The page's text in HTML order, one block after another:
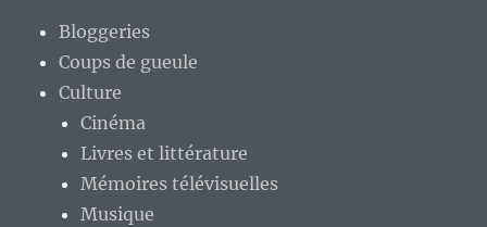
Bloggeries
Coups de gueule
Culture
Cinéma
Livres et littérature
Mémoires télévisuelles
Musique